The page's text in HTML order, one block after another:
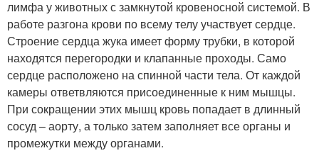
лимфа у животных с замкнутой кровеносной системой. В
работе разгона крови по всему телу участвует сердце.
Строение сердца жука имеет форму трубки, в которой
находятся перегородки и клапанные проходы. Само
сердце расположено на спинной части тела. От каждой
камеры ответвляются присоединенные к ним мышцы.
При сокращении этих мышц кровь попадает в длинный
сосуд – аорту, а только затем заполняет все органы и
промежутки между органами.